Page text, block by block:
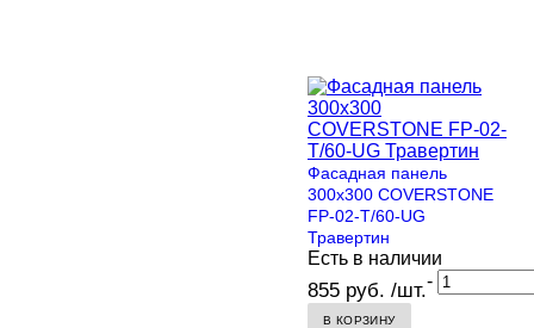
Фасадная панель
300х300 COVERSTONE
FP-02-T/60-UG
Травертин
Есть в наличии
855 руб. /шт.-
В КОРЗИНУ